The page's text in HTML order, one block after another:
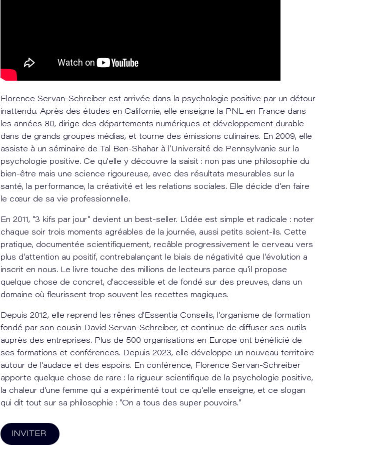
Florence Servan-Schreiber est arrivée dans la psychologie positive par un détour
inattendu. Après des études en Californie, elle enseigne la PNL en France dans
les années 80, dirige des départements numériques et développement durable
dans de grands groupes médias, et tourne des émissions culinaires. En 2009, elle
assiste à un séminaire de Tal Ben-Shahar à l'Université de Pennsylvanie sur la
psychologie positive. Ce qu'elle y découvre la saisit : non pas une philosophie du
bien-être mais une science rigoureuse, avec des résultats mesurables sur la
santé, la performance, la créativité et les relations sociales. Elle décide d'en faire
le cœur de sa vie professionnelle.
En 2011, "3 kifs par jour" devient un best-seller. L'idée est simple et radicale : noter
chaque soir trois moments agréables de la journée, aussi petits soient-ils. Cette
pratique, documentée scientifiquement, recâble progressivement le cerveau vers
plus d'attention au positif, contrebalançant le biais de négativité que l'évolution a
inscrit en nous. Le livre touche des millions de lecteurs parce qu'il propose
quelque chose de concret, d'accessible et de fondé sur des preuves, dans un
domaine où fleurissent trop souvent les recettes magiques.
Depuis 2012, elle reprend les rênes d'Essentia Conseils, l'organisme de formation
fondé par son cousin David Servan-Schreiber, et continue de diffuser ses outils
auprès des entreprises. Plus de 500 organisations en Europe ont bénéficié de
ses formations et conférences. Depuis 2023, elle développe un nouveau territoire
autour de l'audace et des espoirs. En conférence, Florence Servan-Schreiber
apporte quelque chose de rare : la rigueur scientifique de la psychologie positive,
la chaleur d'une femme qui a expérimenté tout ce qu'elle enseigne, et ce slogan
qui dit tout sur sa philosophie : "On a tous des super pouvoirs."
INVITER